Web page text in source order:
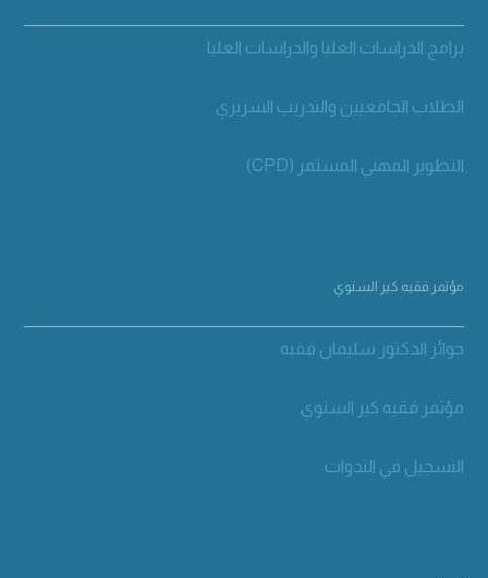
برامج الدراسات العليا والدراسات العليا
الطلاب الجامعيين والتدريب السريري
التطوير المهني المستمر (CPD)
مؤتمر فقيه كير السنوي
جوائز الدكتور سليمان فقيه
مؤتمر فقيه كير السنوي
التسجيل في الندوات